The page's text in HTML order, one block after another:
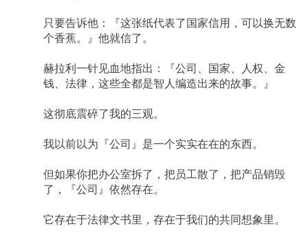
只要告诉他：『这张纸代表了国家信用，可以换无数
个香蕉。』他就信了。
赫拉利一针见血地指出：『公司、国家、人权、金
钱、法律，这些全都是智人编造出来的故事。』
这彻底震碎了我的三观。
我以前以为『公司』是一个实实在在的东西。
但如果你把办公室拆了，把员工散了，把产品销毁
了，『公司』依然存在。
它存在于法律文书里，存在于我们的共同想象里。